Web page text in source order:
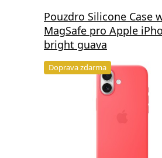
Pouzdro Silicone Case
MagSafe pro Apple
bright guava
Doprava zdarma